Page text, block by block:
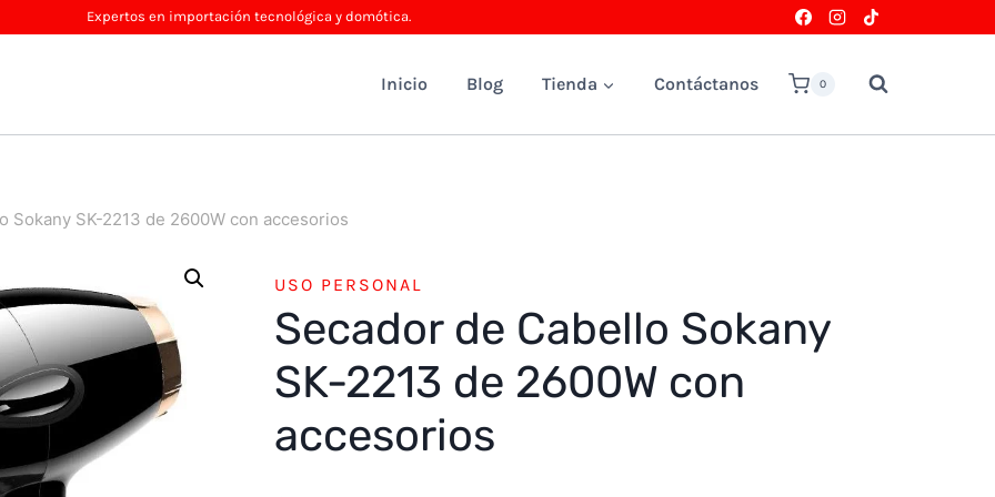
Expertos en importación tecnológica y domótica.
Inicio Blog Tienda Contáctanos 0
Sokany SK-2213 de 2600W con accesorios
USO PERSONAL
Secador de Cabello Sokany
SK-2213 de 2600W con
accesorios